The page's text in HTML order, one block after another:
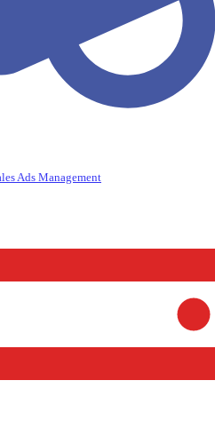
Ads Management